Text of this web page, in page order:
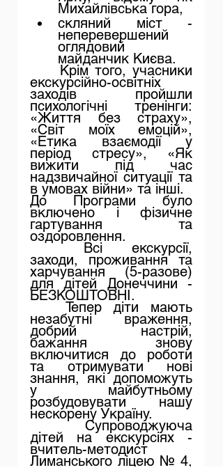
Михайлівська гора,
скляний міст -
неперевершений
оглядовий
майданчик Києва.
Крім того, учасники
екскурсійно-освітніх
заходів пройшли
психологічні тренінги:
«Життя без страху»,
«Світ моїх емоцій»,
«Етика взаємодії у
період стресу», «Як
вижити під час
надзвичайної ситуації та
в умовах війни» та інші.
До Програми було
включено і фізичне
гартування та
оздоровлення.
Всі екскурсії,
заходи, проживання та
харчування (5-разове)
для дітей Донеччини -
БЕЗКОШТОВНІ.
Тепер діти мають
незабутні враження,
добрий настрій,
бажання знову
включитися до роботи
та отримувати нові
знання, які допоможуть
у майбутньому
розбудовувати нашу
нескорену Україну.
Супроводжуюча
дітей на екскурсіях -
вчитель-методист
Лиманського ліцею № 4,